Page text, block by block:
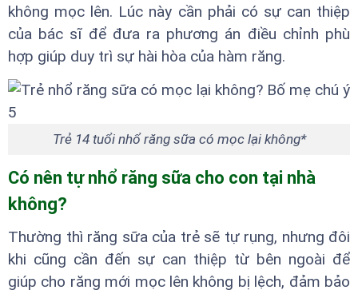
không mọc lên. Lúc này cần phải có sự can thiệp
của bác sĩ để đưa ra phương án điều chỉnh phù
hợp giúp duy trì sự hài hòa của hàm răng.
Trẻ 14 tuổi nhổ răng sữa có mọc lại không*
Có nên tự nhổ răng sữa cho con tại nhà
không?
Thường thì răng sữa của trẻ sẽ tự rụng, nhưng đôi
khi cũng cần đến sự can thiệp từ bên ngoài để
giúp cho răng mới mọc lên không bị lệch, đảm bảo